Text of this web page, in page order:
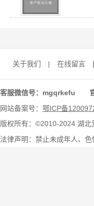
关于我们 | 在线留言
客服微信号：mgqrkefu
网站备案号： 鄂ICP备
版权所有：©2010-2024 湖
法律声明：禁止未成年人、